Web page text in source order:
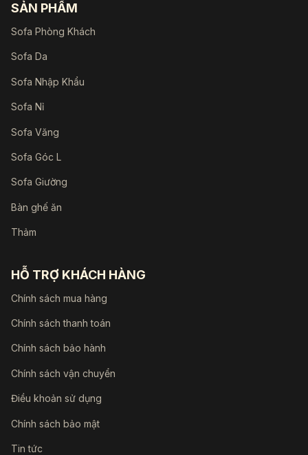
SẢN PHẨM
Sofa Phòng Khách
Sofa Da
Sofa Nhập Khẩu
Sofa Nỉ
Sofa Văng
Sofa Góc L
Sofa Giường
Bàn ghế ăn
Thảm
HỖ TRỢ KHÁCH HÀNG
Chính sách mua hàng
Chính sách thanh toán
Chính sách bảo hành
Chính sách vận chuyển
Điều khoản sử dụng
Chính sách bảo mật
Tin tức